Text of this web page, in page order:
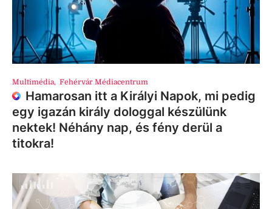
Multimédia, Fehérvár Médiacentrum
Hamarosan itt a Királyi Napok, mi pedig
egy igazán király dologgal készülünk
nektek! Néhány nap, és fény derül a
titokra!